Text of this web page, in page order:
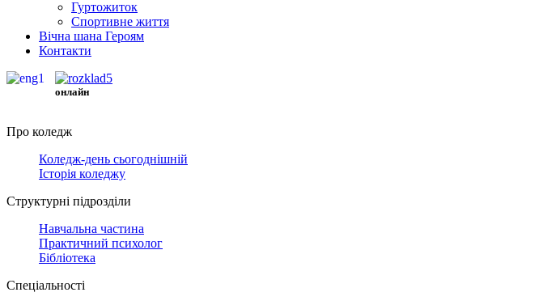
Гуртожиток
Спортивне життя
Вічна шана Героям
Контакти
онлайн
Про коледж
Коледж-день сьогоднішній
Історія коледжу
Структурні підрозділи
Навчальна частина
Практичний психолог
Бібліотека
Спеціальності